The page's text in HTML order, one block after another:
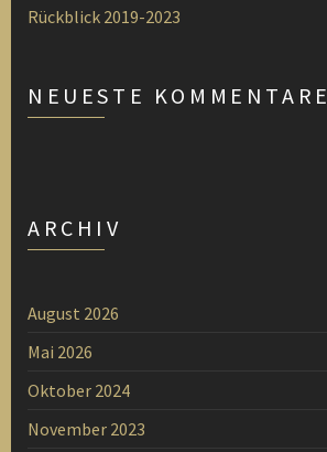
Rückblick 2019-2023
NEUESTE KOMMENTARE
ARCHIV
August 2026
Mai 2026
Oktober 2024
November 2023